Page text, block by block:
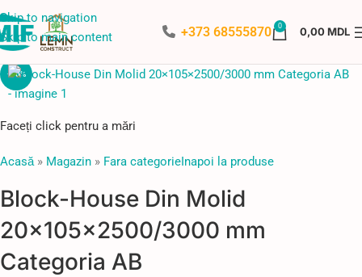
Skip to navigation
Skip to main content
+373 68555870 0 0,00MDL
-10%
Faceți click pentru a mări
Acasă» Magazin » Fara categorieInapoi la produse
Block-House Din Molid
20×105×2500/3000 mm
Categoria AB